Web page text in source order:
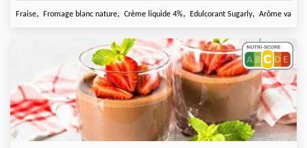
Fraise, Fromage blanc nature, Crème liquide 4%, Edulcorant Sugarly, Arôme vanille